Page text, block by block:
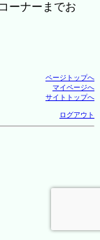
ーナーまでお
ページトップへ
マイページへ
サイトトップへ
ログアウト